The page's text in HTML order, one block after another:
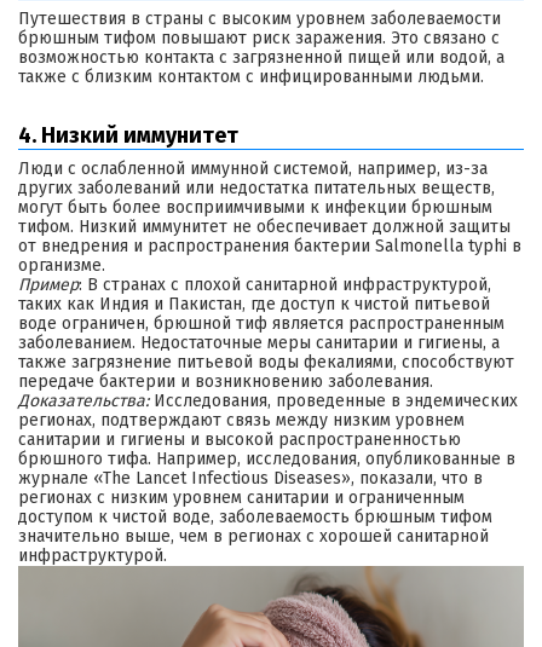
Путешествия в страны с высоким уровнем заболеваемости
брюшным тифом повышают риск заражения. Это связано с
возможностью контакта с загрязненной пищей или водой, а
также с близким контактом с инфицированными людьми.
4. Низкий иммунитет
Люди с ослабленной иммунной системой, например, из-за
других заболеваний или недостатка питательных веществ,
могут быть более восприимчивыми к инфекции брюшным
тифом. Низкий иммунитет не обеспечивает должной защиты
от внедрения и распространения бактерии Salmonella typhi в
организме.
Пример: В странах с плохой санитарной инфраструктурой,
таких как Индия и Пакистан, где доступ к чистой питьевой
воде ограничен, брюшной тиф является распространенным
заболеванием. Недостаточные меры санитарии и гигиены, а
также загрязнение питьевой воды фекалиями, способствуют
передаче бактерии и возникновению заболевания.
Доказательства:Исследования, проведенные в эндемических
регионах, подтверждают связь между низким уровнем
санитарии и гигиены и высокой распространенностью
брюшного тифа. Например, исследования, опубликованные в
журнале «The Lancet Infectious Diseases», показали, что в
регионах с низким уровнем санитарии и ограниченным
доступом к чистой воде, заболеваемость брюшным тифом
значительно выше, чем в регионах с хорошей санитарной
инфраструктурой.